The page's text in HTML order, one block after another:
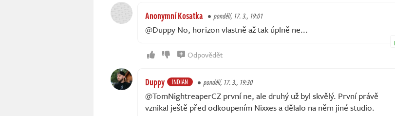
Anonymní Kosatka pondělí, 17. 3., 19:01
@Duppy No, horizon vlastně až tak úplně ne...
Odpovědět
Duppy INDIAN pondělí, 17. 3., 19:30
@TomNightreaperCZ první ne, ale druhý už byl skvělý. První právě
vznikal ještě před odkoupením Nixxes a dělalo na něm jiné studio.